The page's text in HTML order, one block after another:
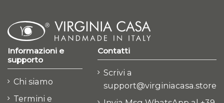
Informazioni e
supporto
Chi siamo
Termini e
Contatti
Scrivi a
support@virginiacasa.store